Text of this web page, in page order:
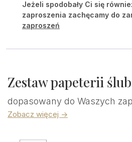
Jeżeli spodobały Ci się
zaproszenia zachęcamy do
zaproszeń
Zestaw papeterii
dopasowany do Waszych
Zobacz więcej ->